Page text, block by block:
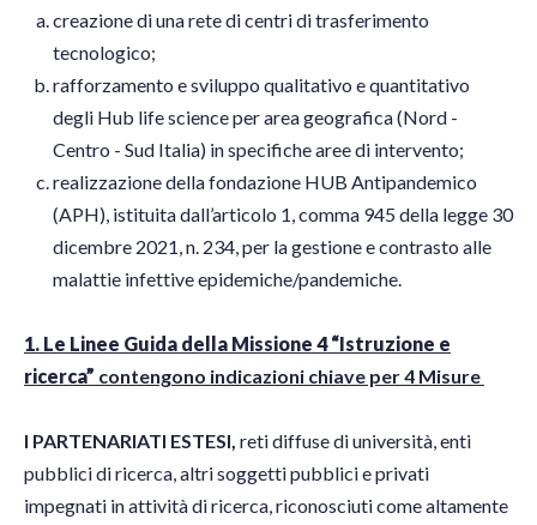
creazione di una rete di centri di trasferimento
tecnologico;
rafforzamento e sviluppo qualitativo e quantitativo
degli Hub life science per area geografica (Nord -
Centro - Sud Italia) in specifiche aree di intervento;
realizzazione della fondazione HUB Antipandemico
(APH), istituita dall’articolo 1, comma 945 della legge 30
dicembre 2021, n. 234, per la gestione e contrasto alle
malattie infettive epidemiche/pandemiche.
1. Le Linee Guida della Missione 4 “Istruzione e
ricerca” contengono indicazioni chiave per 4 Misure
I PARTENARIATI ESTESI, reti diffuse di università, enti
pubblici di ricerca, altri soggetti pubblici e privati
impegnati in attività di ricerca, riconosciuti come altamente